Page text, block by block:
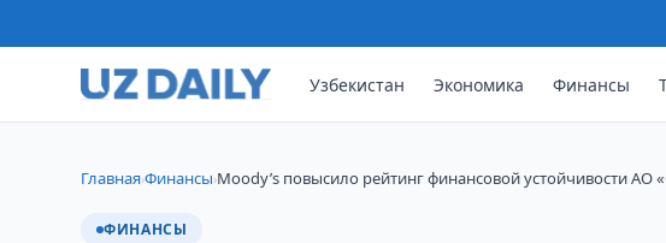
Узбекистан Экономика Финансы
Главная›Финансы›Moody’s повысило рейтинг финансовой устойчивости АО
ФИНАНСЫ